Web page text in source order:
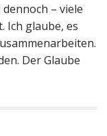
– viele
Ich glaube, es
Der Glaube